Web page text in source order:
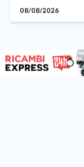
raccontare la
[…]
08/08/2026